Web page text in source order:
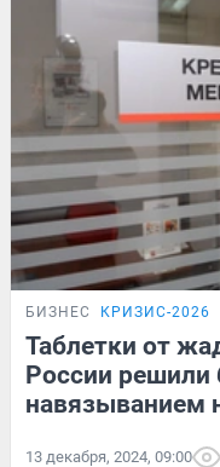
БИЗНЕС КРИЗИС-2026
Таблетки от
России решили
навязыванием
13 декабря, 2024, 09:00